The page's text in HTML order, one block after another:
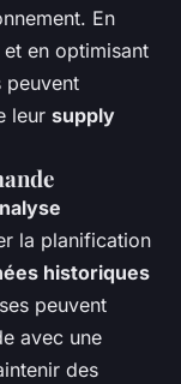
En
et en optimisant
peuvent
leur supply
la planification
historiques
peuvent
avec une
des